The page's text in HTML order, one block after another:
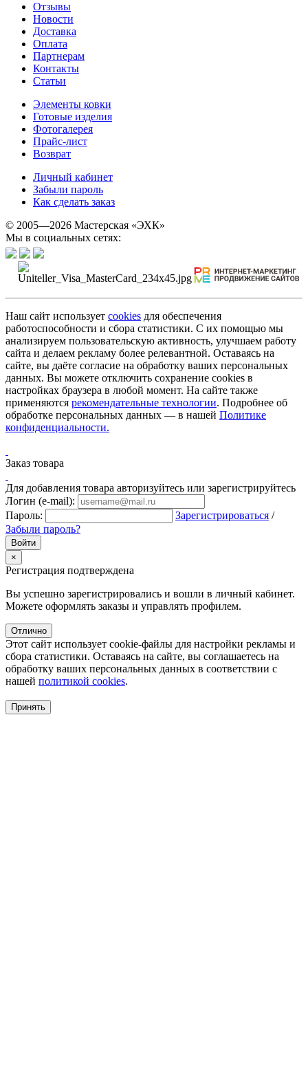
Отзывы
Новости
Доставка
Оплата
Партнерам
Контакты
Статьи
Элементы ковки
Готовые изделия
Фотогалерея
Прайс-лист
Возврат
Личный кабинет
Забыли пароль
Как сделать заказ
© 2005—2026 Мастерская «ЭХК»
Мы в социальных сетях:
Наш сайт использует cookies для обеспечения
работоспособности и сбора статистики. С их помощью мы
анализируем пользовательскую активность, улучшаем работу
сайта и делаем рекламу более релевантной. Оставаясь на
сайте, вы даёте согласие на обработку ваших персональных
данных. Вы можете отключить сохранение cookies в
настройках браузера в любой момент. На сайте также
применяются рекомендательные технологии. Подробнее об
обработке персональных данных — в нашей Политике
конфиденциальности.
Заказ товара
Для добавления товара авторизуйтесь или зарегистрируйтесь
Логин (e-mail):
Пароль:
Зарегистрироваться /
Забыли пароль?
×
Регистрация подтверждена
Вы успешно зарегистрировались и вошли в личный кабинет.
Можете оформлять заказы и управлять профилем.
Отлично
Этот сайт использует cookie-файлы для настройки рекламы и
сбора статистики. Оставаясь на сайте, вы соглашаетесь на
обработку ваших персональных данных в соответствии с
нашей политикой cookies.
Принять